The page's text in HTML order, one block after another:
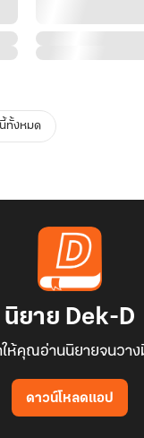
ทั้งหมด
นิยาย Dek-D
ห้คุณอ่านนิยายจนวาง
ดาวน์โหลดแอป